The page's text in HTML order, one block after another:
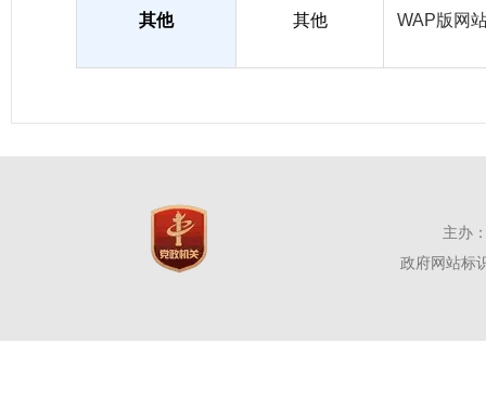
其他 其他 WAP版网
主办
政府网站标